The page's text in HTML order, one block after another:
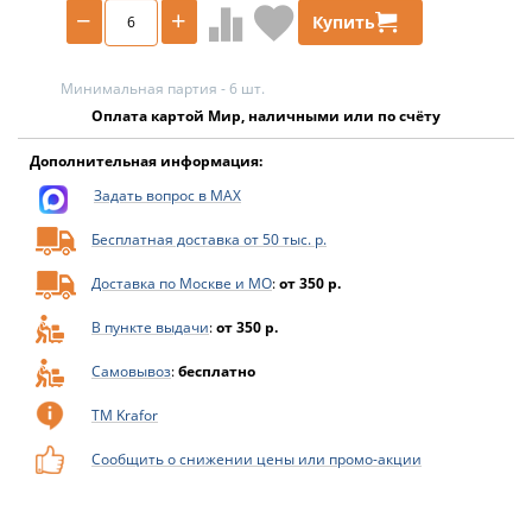
+
− Купить
Минимальная партия - 6 шт.
Оплата картой Мир, наличными или по счёту
Дополнительная информация:
Задать вопрос в MAX
Бесплатная доставка от 50 тыс. р.
Доставка по Москве и МО:от 350 р.
В пункте выдачи:от 350 р.
Самовывоз:бесплатно
ТМ Krafor
Сообщить о снижении цены или промо-акции